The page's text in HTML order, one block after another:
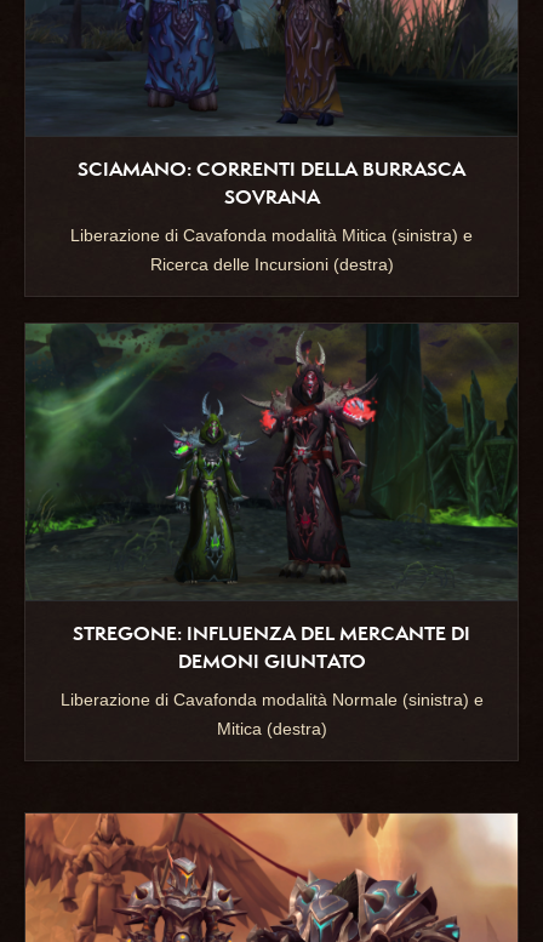
SCIAMANO: CORRENTI DELLA BURRASCA
SOVRANA
Liberazione di Cavafonda modalità Mitica (sinistra) e
Ricerca delle Incursioni (destra)
STREGONE: INFLUENZA DEL MERCANTE DI
DEMONI GIUNTATO
Liberazione di Cavafonda modalità Normale (sinistra) e
Mitica (destra)